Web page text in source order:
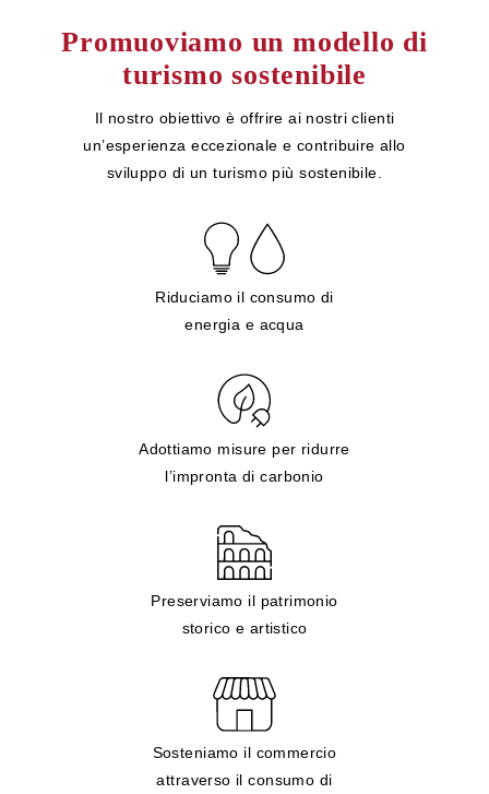
Promuoviamo un modello di
turismo sostenibile
Il nostro obiettivo è offrire ai nostri clienti
un’esperienza eccezionale e contribuire allo
sviluppo di un turismo più sostenibile.
Riduciamo il consumo di
energia e acqua
Adottiamo misure per ridurre
l’impronta di carbonio
Preserviamo il patrimonio
storico e artistico
Sosteniamo il commercio
attraverso il consumo di